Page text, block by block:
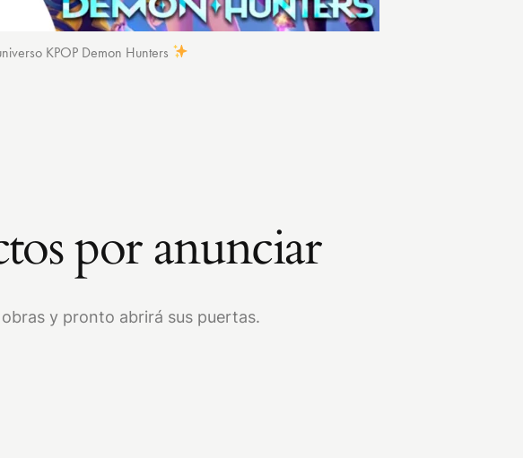
KPOP Demon Hunters
por anunciar
y pronto abrirá sus puertas.